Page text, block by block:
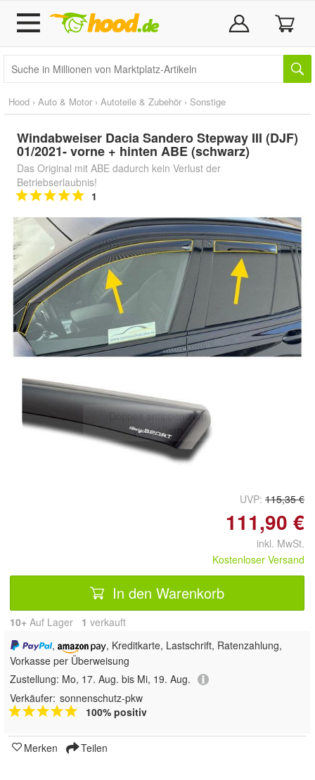
Hood › Auto & Motor › Autoteile & Zubehör › Sonstige
Windabweiser Dacia Sandero Stepway III (DJF)
01/2021- vorne + hinten ABE (schwarz)
Das Original mit ABE dadurch kein Verlust der
Betriebserlaubnis!
1
Doppelt antippen zum
vergrößern
UVP: 115,35 €
111,90 €
inkl. MwSt.
Kostenloser Versand
In den Warenkorb
10+ Auf Lager 1 verkauft
,
, Kreditkarte, Lastschrift, Ratenzahlung,
Vorkasse per Überweisung
Zustellung: Mo, 17. Aug. bis Mi, 19. Aug.
Verkäufer: sonnenschutz-pkw
100% positiv
Merken Teilen